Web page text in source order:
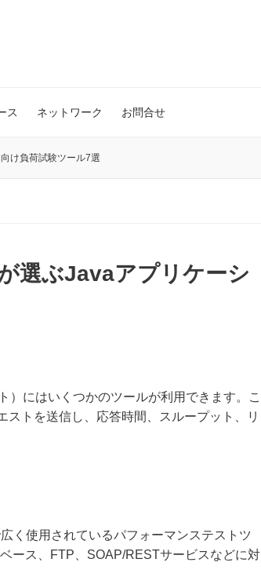
ス ネットワーク お問合せ
け負荷試験ツール7選
選ぶJavaアプリケーシ
）にはいくつかのツールが利用できます。こ
トを送信し、応答時間、スループット、リ
く使用されているパフォーマンステストツ
ース、FTP、SOAP/RESTサービスなどに対